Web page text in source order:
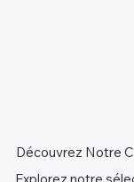
Découvrez Notre
Explorez notre